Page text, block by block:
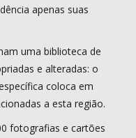
apenas suas
uma biblioteca de
e alteradas: o
coloca em
a esta região.
fotografias e cartões